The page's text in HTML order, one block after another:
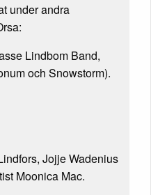
under andra
Lindbom Band,
och Snowstorm).
Jojje Wadenius
Moonica Mac.